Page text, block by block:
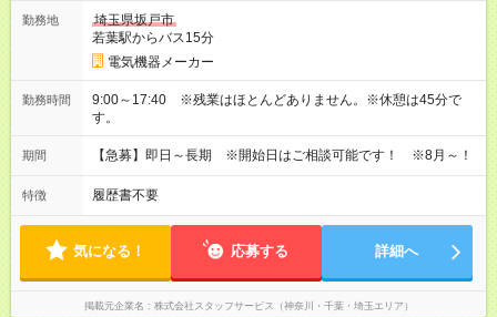
勤務地
埼玉県坂戸市
若葉駅からバス15分
電気機器メーカー
勤務時間
9:00～17:40 ※残業はほとんどありません。※休憩は45分で
す。
期間 【急募】即日～長期 ※開始日はご相談可能です！ ※8月～！
特徴 履歴書不要
気になる！ 応募する 詳細へ
掲載元企業名 株式会社スタッフサービス（神奈川・千葉・埼玉エリア）